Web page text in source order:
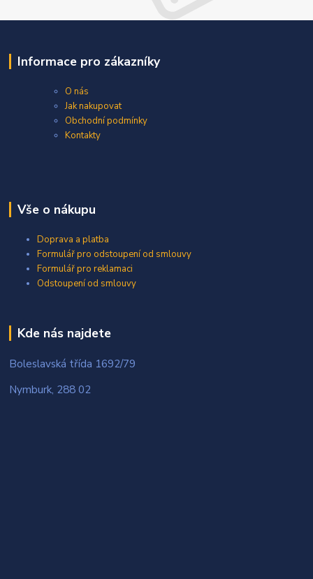
Informace pro zákazníky
O nás
Jak nakupovat
Obchodní podmínky
Kontakty
Vše o nákupu
Doprava a platba
Formulář pro odstoupení od smlouvy
Formulář pro reklamaci
Odstoupení od smlouvy
Kde nás najdete
Boleslavská třída 1692/79
Nymburk, 288 02